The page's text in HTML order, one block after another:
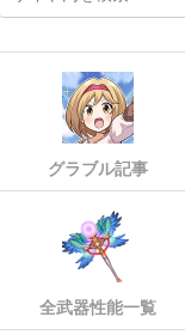
グラブル記事
全武器性能一覧